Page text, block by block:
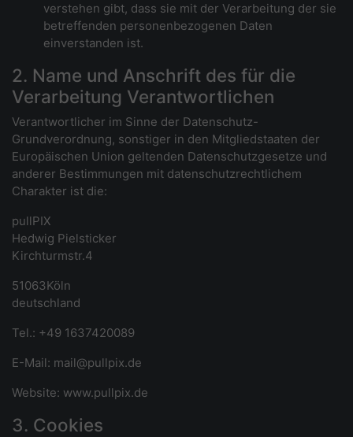
verstehen gibt, dass sie mit der Verarbeitung der sie
betreffenden personenbezogenen Daten
einverstanden ist.
2. Name und Anschrift des für die
Verarbeitung Verantwortlichen
Verantwortlicher im Sinne der Datenschutz-
Grundverordnung, sonstiger in den Mitgliedstaaten der
Europäischen Union geltenden Datenschutzgesetze und
anderer Bestimmungen mit datenschutzrechtlichem
Charakter ist die:
pullPIX
Hedwig Pielsticker
Kirchturmstr.4
51063Köln
deutschland
Tel.: +49 1637420089
E-Mail: mail@pullpix.de
Website: www.pullpix.de
3. Cookies